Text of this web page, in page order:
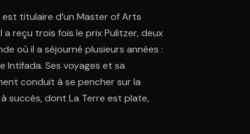
est titulaire d’un Master of Arts
reçu trois fois le prix Pulitzer, deux
où il a séjourné plusieurs années :
Intifada. Ses voyages et sa
conduit à se pencher sur la
succès, dont La Terre est plate,